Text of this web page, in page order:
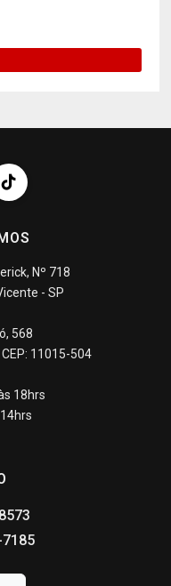
Nº 718
- SP
568
11015-504
18hrs